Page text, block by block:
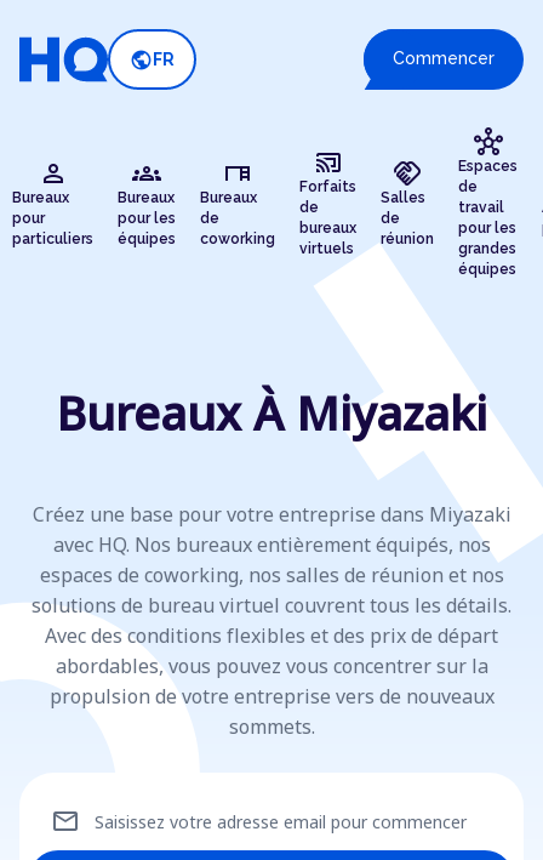
public FR Commencer
person
Bureaux
pour
particuliers
groups
Bureaux
pour les
équipes
desk
Bureaux
de
coworking
cast_connected
Forfaits
de
bureaux
virtuels
handshake
Salles
de
réunion
hub
Espaces
de
travail
pour les
grandes
équipes
Bureaux À Miyazaki
Créez une base pour votre entreprise dans Miyazaki
avec HQ. Nos bureaux entièrement équipés, nos
espaces de coworking, nos salles de réunion et nos
solutions de bureau virtuel couvrent tous les détails.
Avec des conditions flexibles et des prix de départ
abordables, vous pouvez vous concentrer sur la
propulsion de votre entreprise vers de nouveaux
sommets.
Saisissez votre adresse email pour commencer
mail